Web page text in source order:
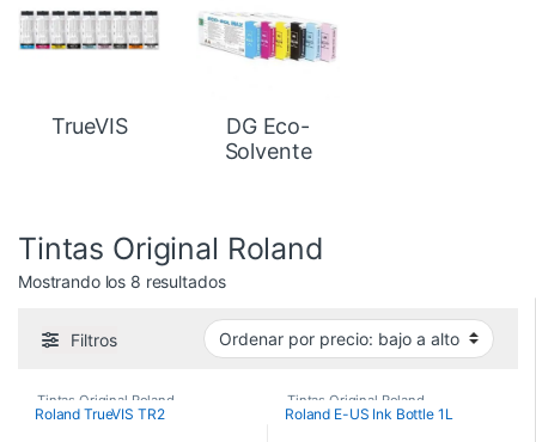
TrueVIS
DG Eco-
Solvente
Tintas Original Roland
Mostrando los 8 resultadosOrdenado por precio: bajo a alto
Filtros
Tintas Original Roland
Roland TrueVIS TR2
Tintas Original Roland
Roland E-US Ink Bottle 1L